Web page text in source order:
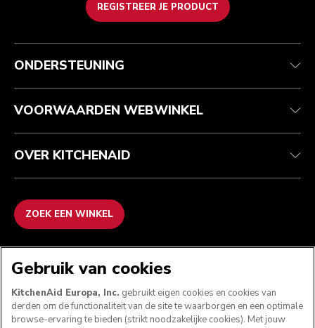
REGISTREER JE PRODUCT
Health check
Je bestelling volgen
Garantie en documenten
Veelgestelde vragen
Algemene voorwaarden
Retournering en terugbetaling
Imprint
ODR
Het merk
Zoek een winkel
ONDERSTEUNING
VOORWAARDEN WEBWINKEL
OVER KITCHENAID
ZOEK EEN WINKEL
Gebruik van cookies
KitchenAid Europa, Inc. gebruikt eigen cookies en cookies van
derden om de functionaliteit van de site te waarborgen en een optimale
browse-ervaring te bieden (strikt noodzakelijke cookies). Met jouw